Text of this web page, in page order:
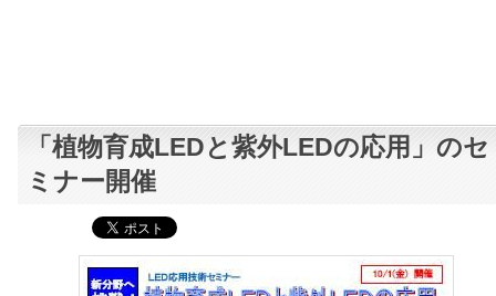
「植物育成LEDと紫外LEDの応用」のセ
ミナー開催